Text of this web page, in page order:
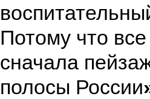
Потому что
сначала
полосы России